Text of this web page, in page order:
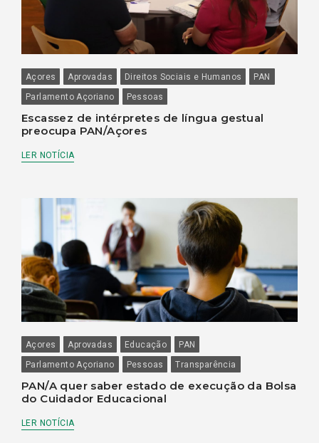
Açores Aprovadas Direitos Sociais e Humanos
PAN
Parlamento Açoriano
Pessoas
Escassez de intérpretes de língua gestual
preocupa PAN/Açores
LER NOTÍCIA
Açores Aprovadas Educação
PAN
Parlamento Açoriano
Pessoas Transparência
PAN/A quer saber estado de execução da Bolsa
do Cuidador Educacional
LER NOTÍCIA